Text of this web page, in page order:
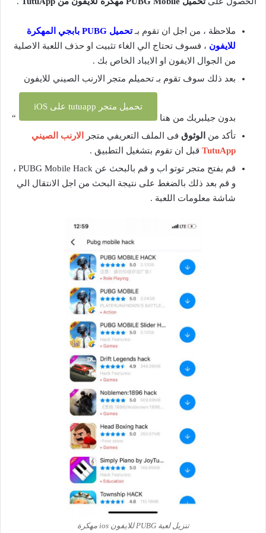
ملاحظة ، من اجل ان تقوم بـتحميل PUBG بابجي المهكرة
للايفون ، فسوف تحتاج الي الغاء تثبيت او حذف اللعبة الاصلية
من الجوال الايفون او الايباد الخاص بك .
بعد ذلك سوف تقوم بـ تحميلم متجر الارنب الصيني للايفون
بدون جيلبريك من هنا
تحميل متجر tutuapp على iOS
“
تأكد من
الوثوق فى الملف التعريفي متجر
الارنب الصيني
TutuApp قبل ان تقوم بتشغيل التطبيق .
قم بفتح متجر توتو اب و قم بالبحث عن PUBG Mobile Hack ،
و قم بعد ذلك بالضغط على نتيجة البحث من اجل الانتقال الي
شاشة معلومات اللعبة .
تنزيل لعبة PUBG للايفون ios مهكرة